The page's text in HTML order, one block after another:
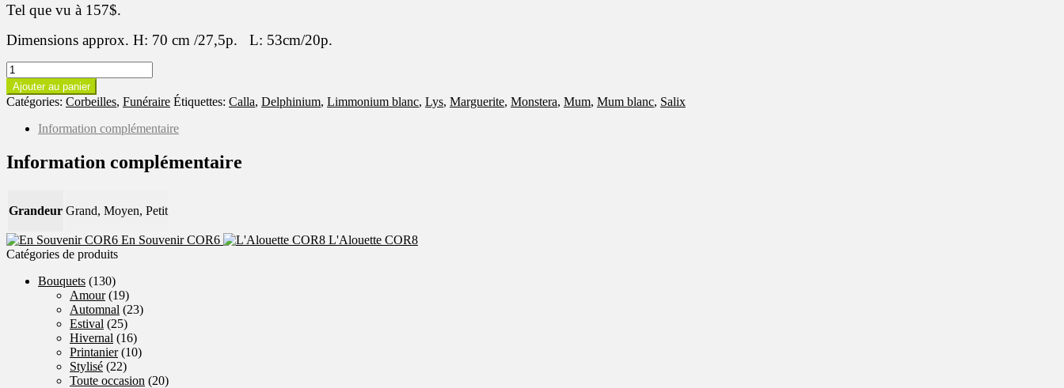
Tel que vu à 157$.
Dimensions approx. H: 70 cm /27,5p. L: 53cm/20p.
quantité
de
Mémorial
COR7
Ajouter au panier
Catégories: Corbeilles, Funéraire Étiquettes: Calla, Delphinium, Limmonium blanc, Lys, Marguerite, Monstera, Mum, Mum blanc, Salix
Information complémentaire
Information complémentaire
Grandeur Grand, Moyen, Petit
En Souvenir COR6
L'Alouette COR8
Catégories de produits
Bouquets (130)
Amour (19)
Automnal (23)
Estival (25)
Hivernal (16)
Printanier (10)
Stylisé (22)
Toute occasion (20)